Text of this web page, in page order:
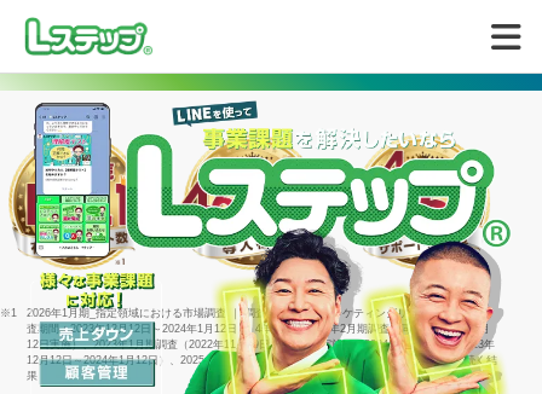
※1
2026年1月期_指定領域における市場調査 ｜ 調査機関：日本マーケティングリサーチ機構 ｜ 調
査期間：2023年12月12日～2024年1月12日 ｜ 4年連続＝2022年2月期調査（同年1月25日～2月
12日実施）、2023年1月期調査（2022年11月29日～1月16日実施）、2024年1月期調査（2023年
12月12日～2024年1月12日）、2025年1月期調査（2024年12月23日～2025年1月15日）に続く結
果